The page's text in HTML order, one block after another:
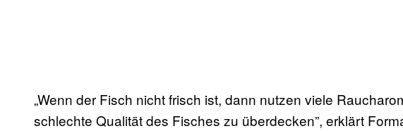
„Wenn der Fisch nicht frisch ist, dann nutzen viele
schlechte Qualität des Fisches zu überdecken”, erklärt